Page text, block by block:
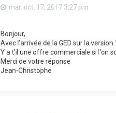
mar. oct. 17, 2017 3:27 pm
Bonjour,
Avec l'arrivée de la GED sur la
Y a t'il une offre commerciale si l'on
Merci de votre réponse
Jean-Christophe